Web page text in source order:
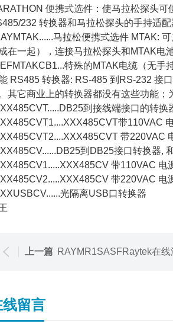
便携式选件：使马拉松探头
232 转换器和马拉松探头的手持适配
马拉松便携式选件 MTAK: 可
在一起），连接马拉松探头和MTAK电
特殊的MTAK电缆（无手
RS485 转换器: RS-485 到 RS-232 接
其它商业上的转换器都没有这些功能；
到接线端接口的转换
带110VAC
带220VAC
到 DB25接口转换器,
带110VAC 电
带220VAC 电
光隔离USB口转换器
上一篇 RAYMR1SASFRaytek在线温度探
线留言